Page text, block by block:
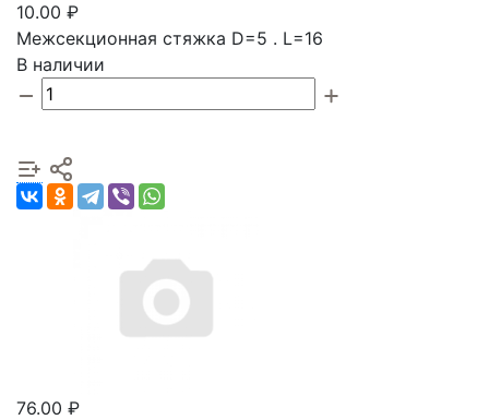
10.00 ₽
Межсекционная стяжка D=5 . L=16
В наличии
76.00 ₽